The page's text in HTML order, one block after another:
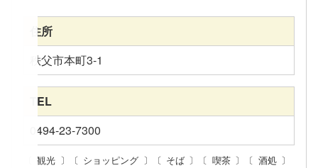
観光 ショッピング そば 喫茶
酒処
住所
秩父市本町3-1
TEL
0494-23-7300